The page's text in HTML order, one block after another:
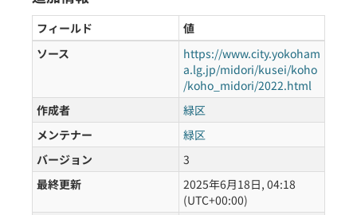
フィールド
値
ソース
https://www.city.yokoham
a.lg.jp/midori/kusei/koho
/koho_midori/2022.html
作成者
緑区
メンテナー
緑区
バージョン
3
最終更新
2025年6月18日, 04:18
(UTC+00:00)